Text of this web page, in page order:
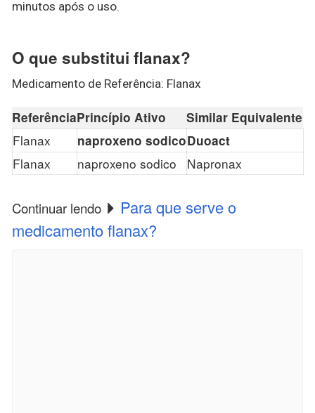
minutos após o uso.
O que substitui flanax?
Medicamento de Referência: Flanax
ReferênciaPrincípio Ativo Similar Equivalente
Flanax naproxeno sodicoDuoact
Flanax naproxeno sodico Napronax
Continuar lendo
Para que serve o
medicamento flanax?